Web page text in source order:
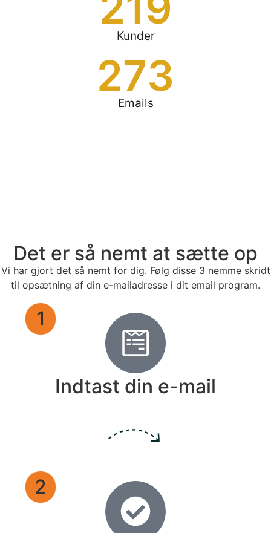
Kunder
Emails
273
Det er så nemt at sætte op
Vi har gjort det så nemt for dig. Følg disse 3 nemme skridt
til opsætning af din e-mailadresse i dit email program.
1
Indtast din e-mail
2